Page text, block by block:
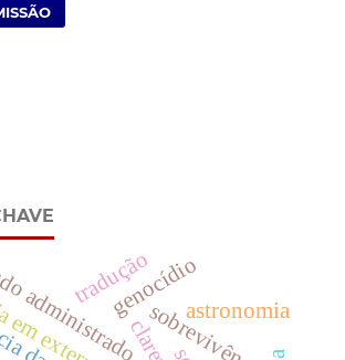
administradosobrevivência
genocídio
tradução
astronomia